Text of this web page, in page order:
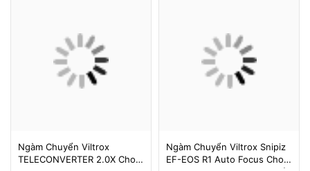
Ngàm Chuyển Viltrox
TELECONVERTER 2.0X Cho
Ngàm Chuyển Viltrox Snipiz
EF-EOS R1 Auto Focus Cho